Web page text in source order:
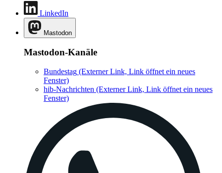
LinkedIn
Mastodon
Mastodon-Kanäle
Bundestag (Externer Link, Link öffnet ein neues
Fenster)
hib-Nachrichten (Externer Link, Link öffnet ein neues
Fenster)